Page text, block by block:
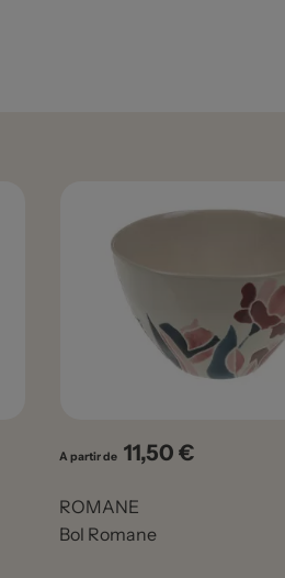
A partir de Prix
11,50 €
ROMANE
Bol Romane